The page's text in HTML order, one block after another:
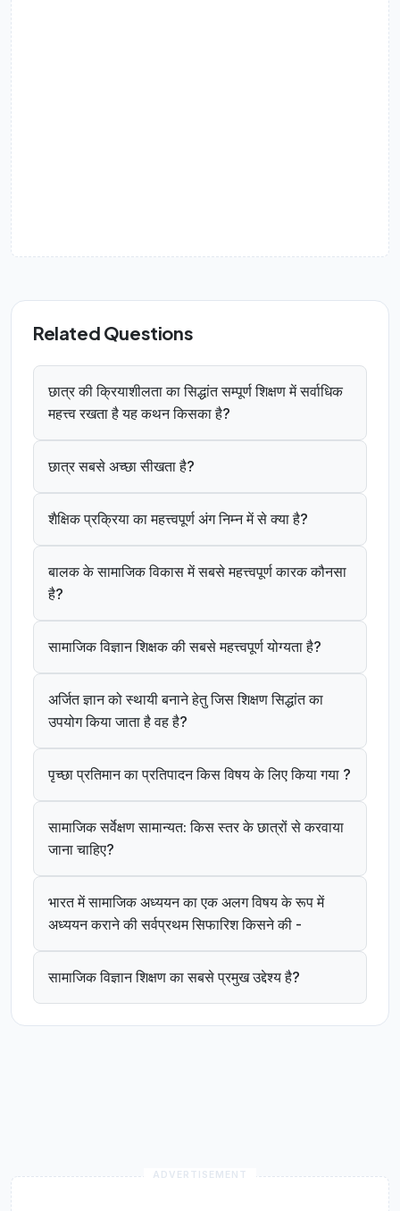
Related Questions
छात्र की क्रियाशीलता का सिद्धांत सम्पूर्ण शिक्षण में सर्वाधिक
महत्त्व रखता है यह कथन किसका है?
छात्र सबसे अच्छा सीखता है?
शैक्षिक प्रक्रिया का महत्त्वपूर्ण अंग निम्न में से क्या है?
बालक के सामाजिक विकास में सबसे महत्त्वपूर्ण कारक कौनसा
है?
सामाजिक विज्ञान शिक्षक की सबसे महत्त्वपूर्ण योग्यता है?
अर्जित ज्ञान को स्थायी बनाने हेतु जिस शिक्षण सिद्धांत का
उपयोग किया जाता है वह है?
पृच्छा प्रतिमान का प्रतिपादन किस विषय के लिए किया गया ?
सामाजिक सर्वेक्षण सामान्यत: किस स्तर के छात्रों से करवाया
जाना चाहिए?
भारत में सामाजिक अध्ययन का एक अलग विषय के रूप में
अध्ययन कराने की सर्वप्रथम सिफारिश किसने की -
सामाजिक विज्ञान शिक्षण का सबसे प्रमुख उद्देश्य है?